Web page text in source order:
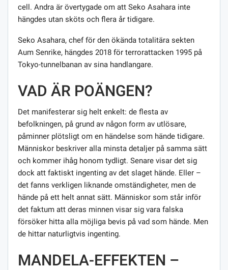
cell. Andra är övertygade om att Seko Asahara inte
hängdes utan sköts och flera år tidigare.
Seko Asahara, chef för den ökända totalitära sekten
Aum Senrike, hängdes 2018 för terrorattacken 1995 på
Tokyo-tunnelbanan av sina handlangare.
VAD ÄR POÄNGEN?
Det manifesterar sig helt enkelt: de flesta av
befolkningen, på grund av någon form av utlösare,
påminner plötsligt om en händelse som hände tidigare.
Människor beskriver alla minsta detaljer på samma sätt
och kommer ihåg honom tydligt. Senare visar det sig
dock att faktiskt ingenting av det slaget hände. Eller –
det fanns verkligen liknande omständigheter, men de
hände på ett helt annat sätt. Människor som står inför
det faktum att deras minnen visar sig vara falska
försöker hitta alla möjliga bevis på vad som hände. Men
de hittar naturligtvis ingenting.
MANDELA-EFFEKTEN –